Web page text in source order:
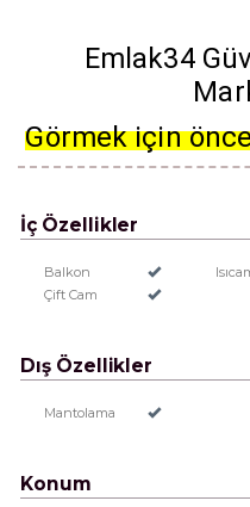
Emlak34
Görmek için
İç Özellikler
Balkon
Çift Cam
Dış Özellikler
Mantolama
Konum